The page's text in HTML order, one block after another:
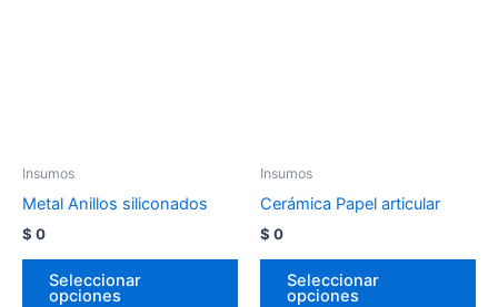
Insumos
Metal Anillos siliconados
$ 0
Seleccionar
opciones
Insumos
Cerámica Papel articular
$ 0
Seleccionar
opciones